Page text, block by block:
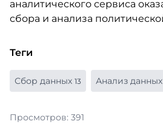
Теги
Сбор данных 13 Анализ данных
Просмотров: 391